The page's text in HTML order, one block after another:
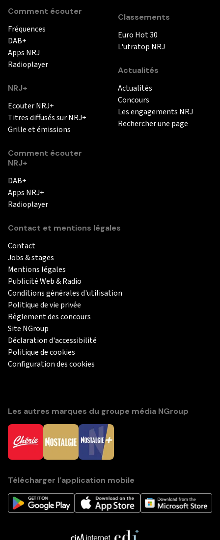
Comment écouter
Fréquences
DAB+
Apps NRJ
Radioplayer
NRJ+
Ecouter NRJ+
Titres diffusés sur NRJ+
Grille et émissions
Comment écouter
NRJ+
DAB+
Apps NRJ+
Radioplayer
Classements
Euro Hot 30
L'utratop NRJ
Actualités
Actualités
Concours
Les engagements NRJ
Rechercher une page
Contact et mentions légales
Contact
Jobs & stages
Mentions légales
Publicité Web & Radio
Conditions générales d'utilisation
Politique de vie privée
Règlement des concours
Site NGroup
Déclaration d'accessibilité
Politique de cookies
Configuration des cookies
Les autres marques du groupe média NGroup
Télécharger l’application mobile